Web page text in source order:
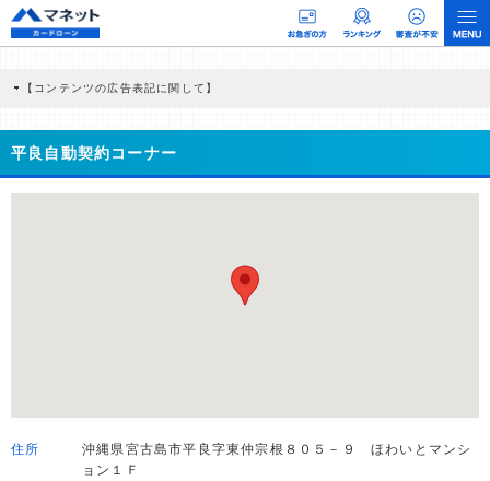
【コンテンツの広告表記に関して】
商品を根拠なくPRするものではなく、当編集部の調査／ユーザーへの口コミ収集な
どに基づき、公平性を担保した情報提供を行っています。
>提携企業一覧
平良自動契約コーナー
住所
沖縄県宮古島市平良字東仲宗根８０５－９ ほわいとマンシ
ョン１Ｆ